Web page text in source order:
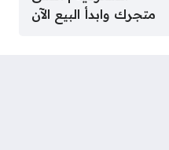
متجرك وابدأ البيع الآن